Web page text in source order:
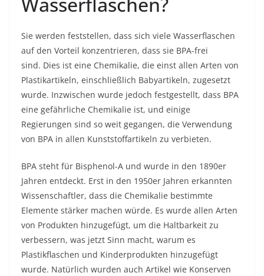
Sie werden feststellen, dass sich viele Wasserflaschen
auf den Vorteil konzentrieren, dass sie BPA-frei
sind. Dies ist eine Chemikalie, die einst allen Arten von
Plastikartikeln, einschließlich Babyartikeln, zugesetzt
wurde. Inzwischen wurde jedoch festgestellt, dass BPA
eine gefährliche Chemikalie ist, und einige
Regierungen sind so weit gegangen, die Verwendung
von BPA in allen Kunststoffartikeln zu verbieten.
BPA steht für Bisphenol-A und wurde in den 1890er
Jahren entdeckt. Erst in den 1950er Jahren erkannten
Wissenschaftler, dass die Chemikalie bestimmte
Elemente stärker machen würde. Es wurde allen Arten
von Produkten hinzugefügt, um die Haltbarkeit zu
verbessern, was jetzt Sinn macht, warum es
Plastikflaschen und Kinderprodukten hinzugefügt
wurde. Natürlich wurden auch Artikel wie Konserven